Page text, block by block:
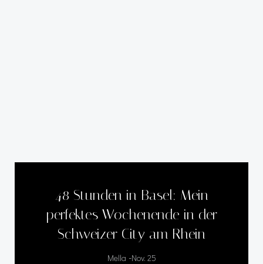
48 Stunden in Basel: Mein
perfektes Wochenende in der
Schweizer City am Rhein
Mella -Nov. 25